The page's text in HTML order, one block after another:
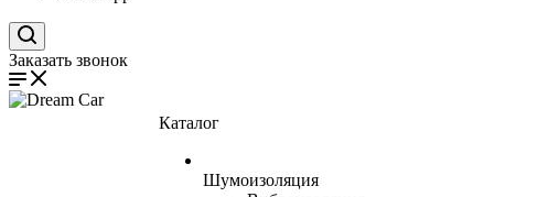
Заказать звонок
Каталог
Шумоизоляция